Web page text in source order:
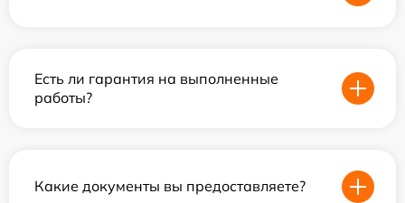
Есть ли гарантия на выполненные
работы?
Какие документы вы предоставляете?